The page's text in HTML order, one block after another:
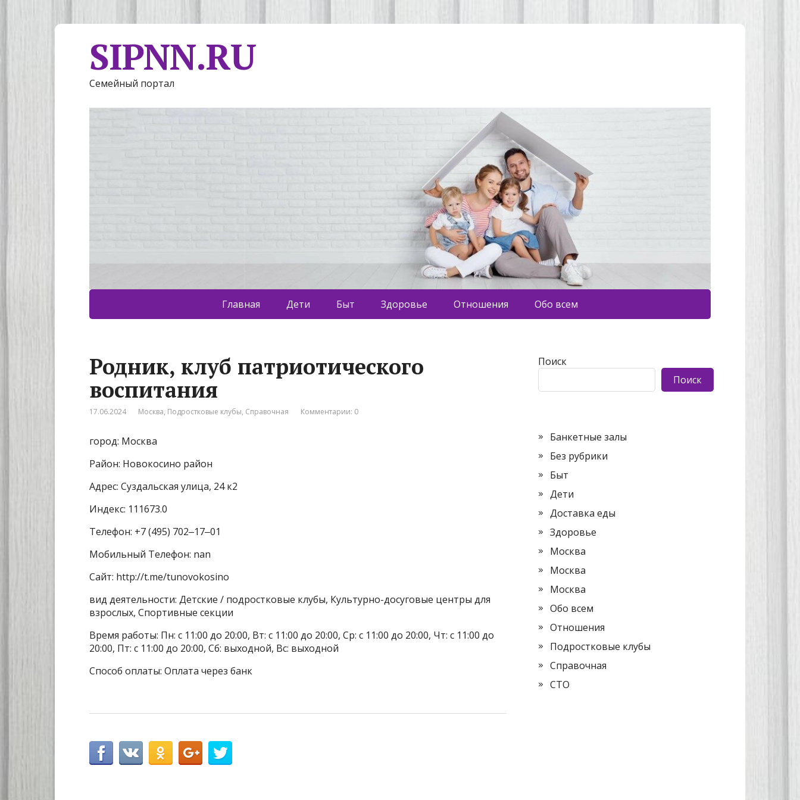
SIPNN.RU
Семейный портал
Главная Дети Быт Здоровье Отношения Обо всем
Родник, клуб патриотического
воспитания
17.06.2024 Москва, Подростковые клубы, Справочная Комментарии: 0
город: Москва
Район: Новокосино район
Адрес: Суздальская улица, 24 к2
Индекс: 111673.0
Телефон: +7 (495) 702‒17‒01
Мобильный Телефон: nan
Сайт: http://t.me/tunovokosino
вид деятельности: Детские / подростковые клубы, Культурно-досуговые центры для
взрослых, Спортивные секции
Время работы: Пн: с 11:00 до 20:00, Вт: с 11:00 до 20:00, Ср: с 11:00 до 20:00, Чт: с 11:00 до
20:00, Пт: с 11:00 до 20:00, Сб: выходной, Вс: выходной
Способ оплаты: Оплата через банк
Поиск
Поиск
Банкетные залы
Без рубрики
Быт
Дети
Доставка еды
Здоровье
Москва
Москва
Москва
Обо всем
Отношения
Подростковые клубы
Справочная
СТО